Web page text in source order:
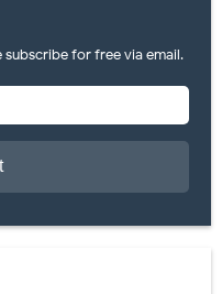
for free via email.